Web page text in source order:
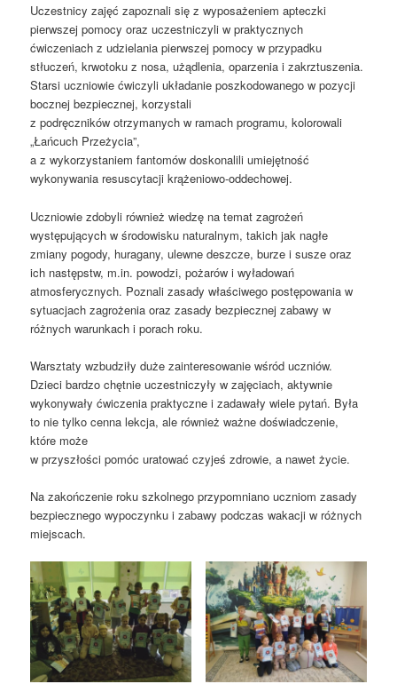
Uczestnicy zajęć zapoznali się z wyposażeniem apteczki
pierwszej pomocy oraz uczestniczyli w praktycznych
ćwiczeniach z udzielania pierwszej pomocy w przypadku
stłuczeń, krwotoku z nosa, użądlenia, oparzenia i zakrztuszenia.
Starsi uczniowie ćwiczyli układanie poszkodowanego w pozycji
bocznej bezpiecznej, korzystali
z podręczników otrzymanych w ramach programu, kolorowali
„Łańcuch Przeżycia”,
a z wykorzystaniem fantomów doskonalili umiejętność
wykonywania resuscytacji krążeniowo-oddechowej.
Uczniowie zdobyli również wiedzę na temat zagrożeń
występujących w środowisku naturalnym, takich jak nagłe
zmiany pogody, huragany, ulewne deszcze, burze i susze oraz
ich następstw, m.in. powodzi, pożarów i wyładowań
atmosferycznych. Poznali zasady właściwego postępowania w
sytuacjach zagrożenia oraz zasady bezpiecznej zabawy w
różnych warunkach i porach roku.
Warsztaty wzbudziły duże zainteresowanie wśród uczniów.
Dzieci bardzo chętnie uczestniczyły w zajęciach, aktywnie
wykonywały ćwiczenia praktyczne i zadawały wiele pytań. Była
to nie tylko cenna lekcja, ale również ważne doświadczenie,
które może
w przyszłości pomóc uratować czyjeś zdrowie, a nawet życie.
Na zakończenie roku szkolnego przypomniano uczniom zasady
bezpiecznego wypoczynku i zabawy podczas wakacji w różnych
miejscach.